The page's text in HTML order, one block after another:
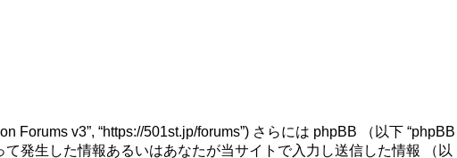
Forums v3”, “https://501st.jp/forums”) さらには phpBB （以下 “phpBB
て発生した情報あるいはあなたが当サイトで入力し送信した情報 （以